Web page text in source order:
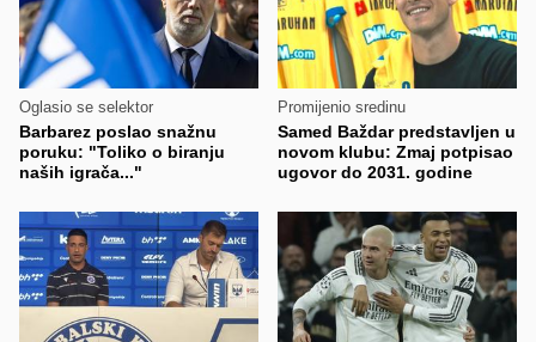
Oglasio se selektor
Barbarez poslao snažnu
poruku: "Toliko o biranju
naših igrača..."
Promijenio sredinu
Samed Baždar predstavljen u
novom klubu: Zmaj potpisao
ugovor do 2031. godine